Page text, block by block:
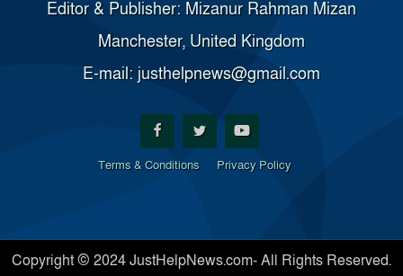
Editor & Publisher: Mizanur Rahman Mizan
Manchester, United Kingdom
E-mail: justhelpnews@gmail.com
Terms & Conditions Privacy Policy
Copyright © 2024 JustHelpNews.com- All Rights Reserved.